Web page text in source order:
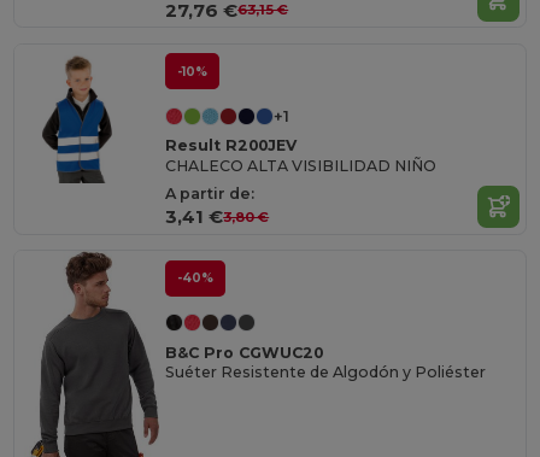
27,76 €63,15 €
-10%
+1
Result R200JEV
CHALECO ALTA VISIBILIDAD NIÑO
A partir de:
3,41 €3,80 €
-40%
B&C Pro CGWUC20
Suéter Resistente de Algodón y Poliéster